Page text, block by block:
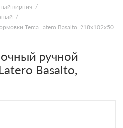
кирпич
Terca Latero Basalto, 218х102х50
ручной
Basalto,